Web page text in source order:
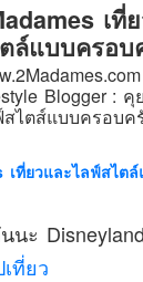
เที่
ล์แบบครอบ
Blogger : คุ
ไตส์แบบครอบค
เที่ยวและไลฟ์สไต
นะ
ที่ยว